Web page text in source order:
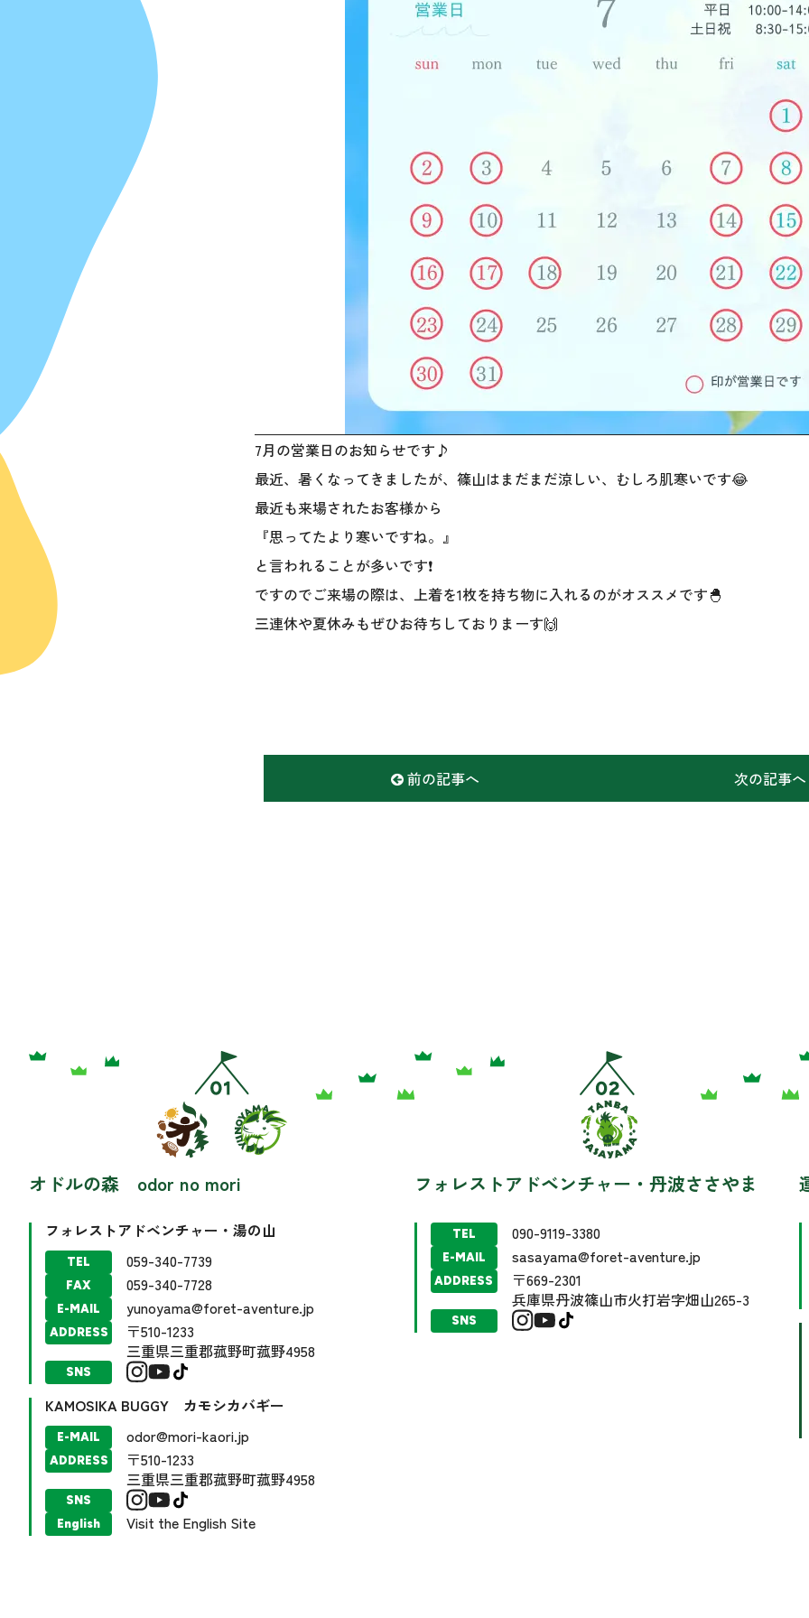
7月の営業日のお知らせです♪
最近、暑くなってきましたが、篠山はまだまだ涼しい、むしろ肌寒いです😂
最近も来場されたお客様から
『思ってたより寒いですね。』
と言われることが多いです❗️
ですのでご来場の際は、上着を1枚を持ち物に入れるのがオススメです🐣
三連休や夏休みもぜひお待ちしておりまーす🙌
前の記事へ 次の記事へ
オドルの森 odor no mori
フォレストアドベンチャー・湯の山
TEL 059-340-7739
FAX 059-340-7728
E-MAIL yunoyama@foret-aventure.jp
ADDRESS
〒510-1233
三重県三重郡菰野町菰野4958
SNS
KAMOSIKA BUGGY カモシカバギー
E-MAIL odor@mori-kaori.jp
ADDRESS
〒510-1233
三重県三重郡菰野町菰野4958
SNS
English
Visit the English Site
フォレストアドベンチャー・丹波ささやま
TEL 090-9119-3380
E-MAIL sasayama@foret-aventure.jp
ADDRESS
〒669-2301
兵庫県丹波篠山市火打岩字畑山265-3
SNS